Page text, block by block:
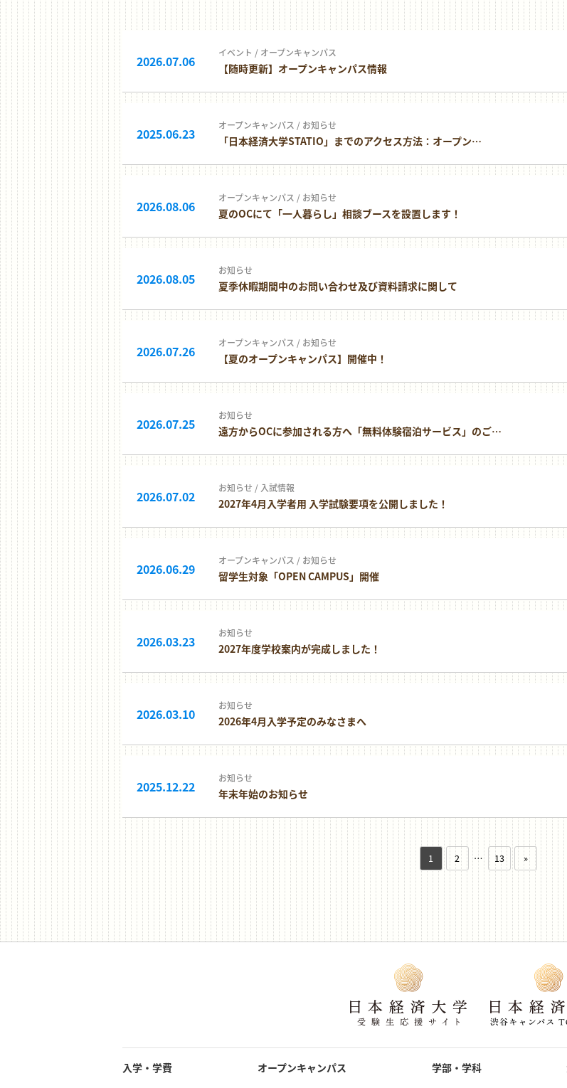
2026.07.06
イベント / オープンキャンパス
【随時更新】オープンキャンパス情報
2025.06.23
オープンキャンパス / お知らせ
「日本経済大学STATIO」までのアクセス方法：オープン…
2026.08.06
オープンキャンパス / お知らせ
夏のOCにて「一人暮らし」相談ブースを設置します！
2026.08.05
お知らせ
夏季休暇期間中のお問い合わせ及び資料請求に関して
2026.07.26
オープンキャンパス / お知らせ
【夏のオープンキャンパス】開催中！
2026.07.25
お知らせ
遠方からOCに参加される方へ「無料体験宿泊サービス」のご…
2026.07.02
お知らせ / 入試情報
2027年4月入学者用 入学試験要項を公開しました！
2026.06.29
オープンキャンパス / お知らせ
留学生対象「OPEN CAMPUS」開催
2026.03.23
お知らせ
2027年度学校案内が完成しました！
2026.03.10
お知らせ
2026年4月入学予定のみなさまへ
2025.12.22
お知らせ
年末年始のお知らせ
1 2 … 13 »
入学・学費
オープンキャンパス
学部・学科